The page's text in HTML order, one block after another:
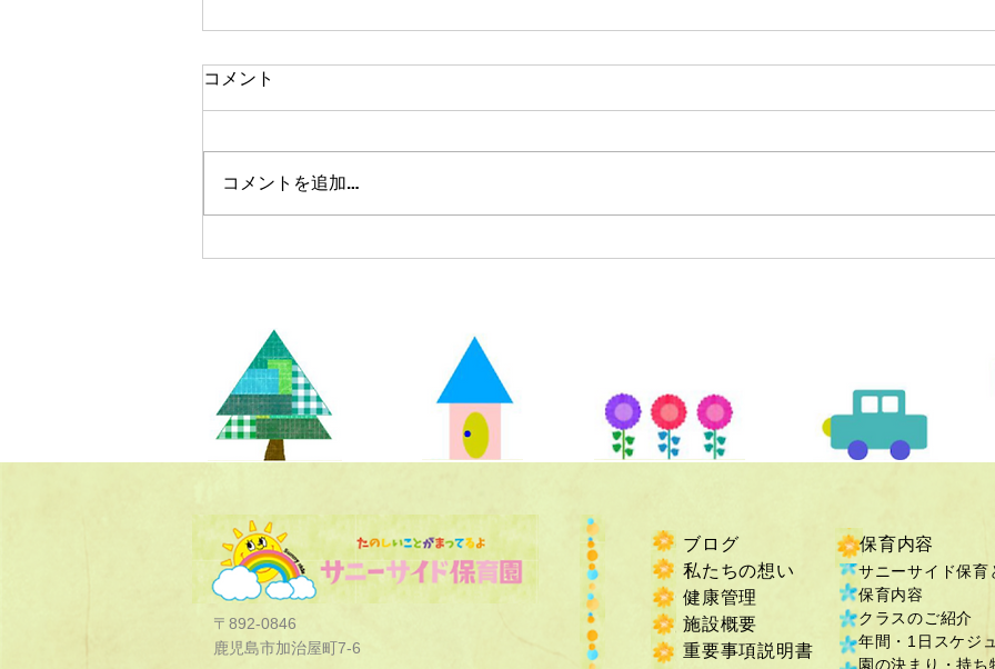
コメント
コメントを追加…
〒892-0846
鹿児島市加治屋町7-6
ブログ
私たちの想い
健康管理
施設概要
重要事項説明書
保育内容
サニーサイド保育
保育内容
クラスのご紹介
年間・1日スケジ
園の決まり・持ち